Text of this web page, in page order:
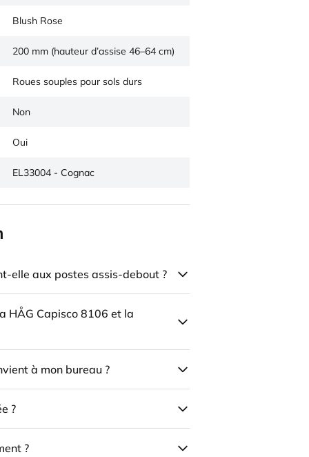
Blush Rose
200 mm (hauteur d’assise 46–64 cm)
Roues souples pour sols durs
Non
Oui
EL33004 - Cognac
elle aux postes assis-debout ?
HÅG Capisco 8106 et la
à mon bureau ?
?
?